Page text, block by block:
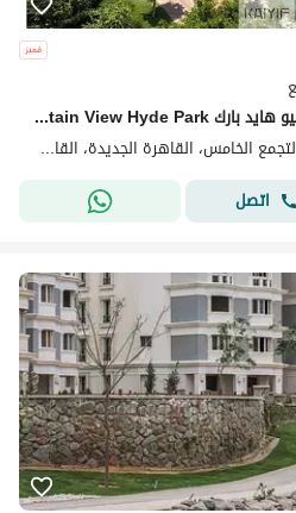
آي فيلا روف للإيجار في ماونتن فيو هايد بارك Mountain View Hyde Park تشطيب كامل روف خاص 90 متر مطبخ وتكييفات جاهزة للسكن موقع مميز داخل الكمبوند
كومباوند ماونتن فيو هايد بارك، التجمع الخامس، القاهرة الجديدة، القاهرة
اتصل